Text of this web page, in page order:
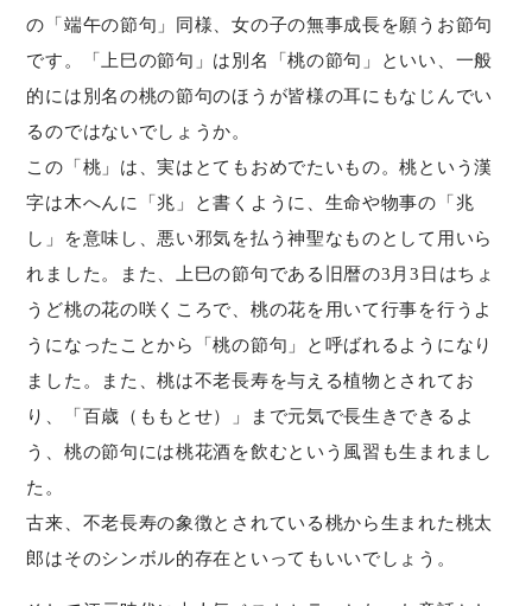
の「端午の節句」同様、女の子の無事成長を願うお節句
です。「上巳の節句」は別名「桃の節句」といい、一般
的には別名の桃の節句のほうが皆様の耳にもなじんでい
るのではないでしょうか。
この「桃」は、実はとてもおめでたいもの。桃という漢
字は木へんに「兆」と書くように、生命や物事の「兆
し」を意味し、悪い邪気を払う神聖なものとして用いら
れました。また、上巳の節句である旧暦の3月3日はちょ
うど桃の花の咲くころで、桃の花を用いて行事を行うよ
うになったことから「桃の節句」と呼ばれるようになり
ました。また、桃は不老長寿を与える植物とされてお
り、「百歳（ももとせ）」まで元気で長生きできるよ
う、桃の節句には桃花酒を飲むという風習も生まれまし
た。
古来、不老長寿の象徴とされている桃から生まれた桃太
郎はそのシンボル的存在といってもいいでしょう。